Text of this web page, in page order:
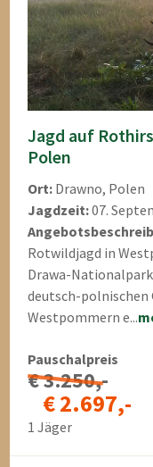
Jagd auf
Polen
Ort: Drawno, Polen
Jagdzeit:07.
Rotwildjagd in
Drawa-
deutsch-polnischen
Westpommern e...
Pauschalpreis
€ 3.250,-
€ 2.697,-
1 Jäger